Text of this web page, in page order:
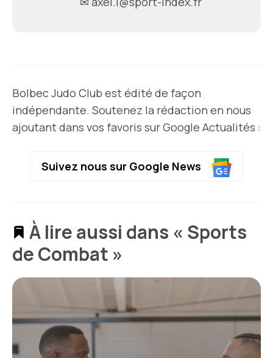
Bolbec Judo Club est édité de façon
indépendante. Soutenez la rédaction en nous
ajoutant dans vos favoris sur Google Actualités :
Suivez nous sur Google News
À lire aussi dans « Sports
de Combat »